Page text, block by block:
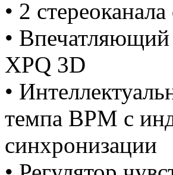
• 2
•
XPQ 3D
•
темпа BPM с
синхронизации